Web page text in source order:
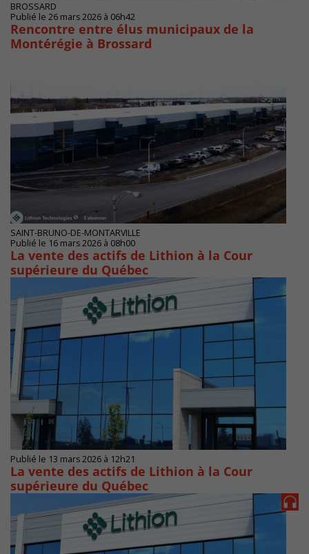
BROSSARD
Publié le 26 mars 2026 à 06h42
Rencontre entre élus municipaux de la
Montérégie à Brossard
SAINT-BRUNO-DE-MONTARVILLE
Publié le 16 mars 2026 à 08h00
La vente des actifs de Lithion à la Cour
supérieure du Québec
Publié le 13 mars 2026 à 12h21
La vente des actifs de Lithion à la Cour
supérieure du Québec